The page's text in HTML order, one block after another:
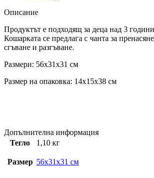
Описание
Продуктът е подходящ за деца над 3
Кошарката се предлага с чанта за
сгъване и разгъване.
Размери: 56x31x31 см
Размер на опаковка: 14x15x38 см
Допълнителна информация
Тегло
1,10 кг
Размер 56x31x31 см